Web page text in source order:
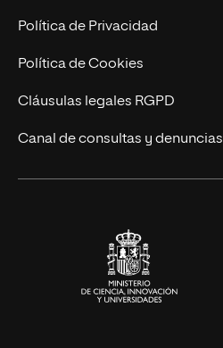
Postgrados
Cursos Universitarios
Trabaja en UNIR
Actualidad
UNIR Revista
Eventos
Política de Privacidad
Política de Cookies
Cláusulas legales RGPD
Canal de consultas y denuncias